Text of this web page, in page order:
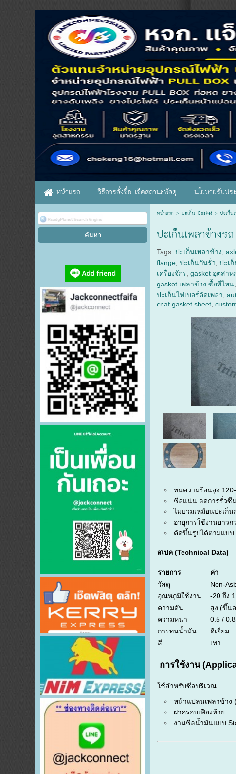
หน้าแรก วิธีการสั่งซื้อ เช็คสถานะพัสดุ นโยบายรับปร
หน้าแรก > ปะเก็น Gasket> ปะเก็น
ปะเก็นเพลาข้าง
Tags:ปะเก็นเพลาข้าง ,
flange ,ปะเก็นกันรั่ว ,ปะเ
เครื่องจักร ,gasket อุตสาห
gasket เพลาข้าง ซื้อที่ไหน
ปะเก็นไฟเบอร์ตัดเพลา ,
cnaf gasket sheet ,
ทนความร้อนสูง
ซีลแน่น ลดการรั่วซึม
ไม่บวมเหมือนปะเก็น
อายุการใช้งานยาวก
ตัดขึ้นรูปได้ตามแบบ
สเปค (Technical Data)
รายการ
ค่า
วัสดุ
Non-
อุณหภูมิใช้งาน
-20 ถึง
ความดัน
สูง (ขึ้น
ความหนา
0.5 /
การทนน้ำมัน
ดีเยี่ยม
สี
เทา
การใช้งาน (
ใช้สำหรับซีลบริเวณ:
หน้าแปลนเพลาข้าง (
ฝาครอบเฟืองท้าย
งานซีลน้ำมันแบบ